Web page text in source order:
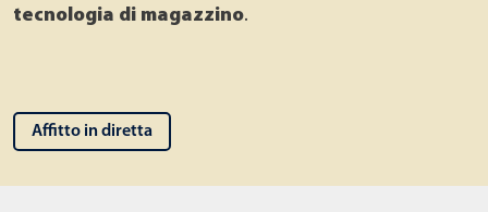
tecnologia di magazzino.
Affitto in diretta